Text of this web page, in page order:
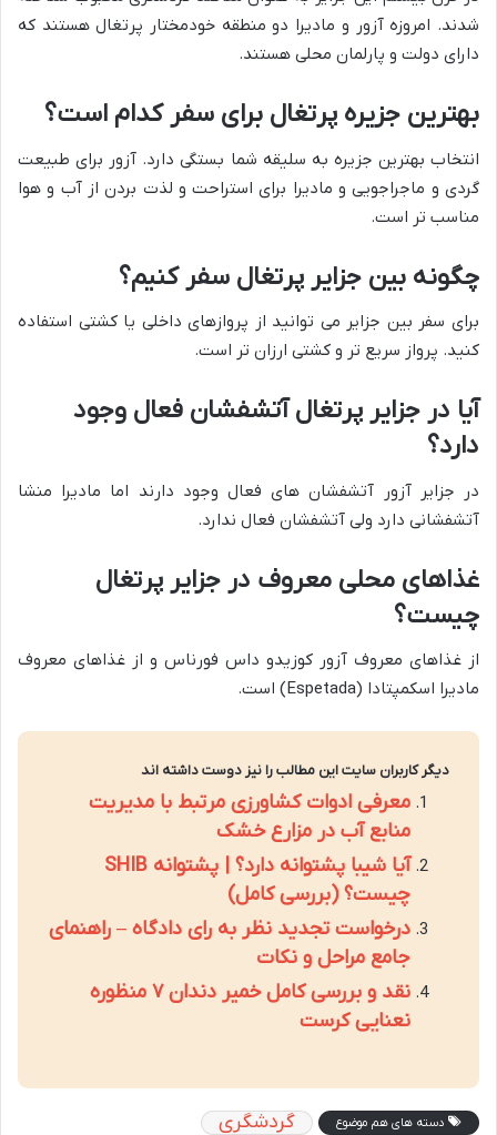
شدند. امروزه آزور و مادیرا دو منطقه خودمختار پرتغال هستند که
دارای دولت و پارلمان محلی هستند.
بهترین جزیره پرتغال برای سفر کدام است؟
انتخاب بهترین جزیره به سلیقه شما بستگی دارد. آزور برای طبیعت
گردی و ماجراجویی و مادیرا برای استراحت و لذت بردن از آب و هوا
مناسب تر است.
چگونه بین جزایر پرتغال سفر کنیم؟
برای سفر بین جزایر می توانید از پروازهای داخلی یا کشتی استفاده
کنید. پرواز سریع تر و کشتی ارزان تر است.
آیا در جزایر پرتغال آتشفشان فعال وجود
دارد؟
در جزایر آزور آتشفشان های فعال وجود دارند اما مادیرا منشا
آتشفشانی دارد ولی آتشفشان فعال ندارد.
غذاهای محلی معروف در جزایر پرتغال
چیست؟
از غذاهای معروف آزور کوزیدو داس فورناس و از غذاهای معروف
مادیرا اسکمپتادا (Espetada) است.
دیگر کاربران سایت این مطالب را نیز دوست داشته اند
معرفی ادوات کشاورزی مرتبط با مدیریت
منابع آب در مزارع خشک
آیا شیبا پشتوانه دارد؟ | پشتوانه SHIB
چیست؟ (بررسی کامل)
درخواست تجدید نظر به رای دادگاه – راهنمای
جامع مراحل و نکات
نقد و بررسی کامل خمیر دندان ۷ منظوره
نعنایی کرست
دسته های هم موضوع گردشگری